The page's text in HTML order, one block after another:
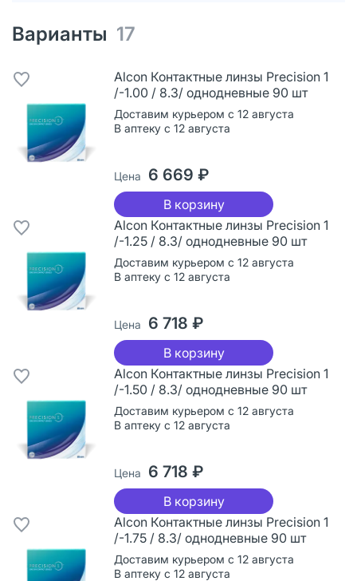
Варианты 17
Alcon Контактные линзы Precision 1
/-1.00 / 8.3/ однодневные 90 шт
Доставим курьером с 12 августа
В аптеку с 12 августа
Цена 6 669 ₽
В корзину
Alcon Контактные линзы Precision 1
/-1.25 / 8.3/ однодневные 90 шт
Доставим курьером с 12 августа
В аптеку с 12 августа
Цена 6 718 ₽
В корзину
Alcon Контактные линзы Precision 1
/-1.50 / 8.3/ однодневные 90 шт
Доставим курьером с 12 августа
В аптеку с 12 августа
Цена 6 718 ₽
В корзину
Alcon Контактные линзы Precision 1
/-1.75 / 8.3/ однодневные 90 шт
Доставим курьером с 12 августа
В аптеку с 12 августа